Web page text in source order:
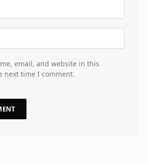
email, and website in this
next time I comment.